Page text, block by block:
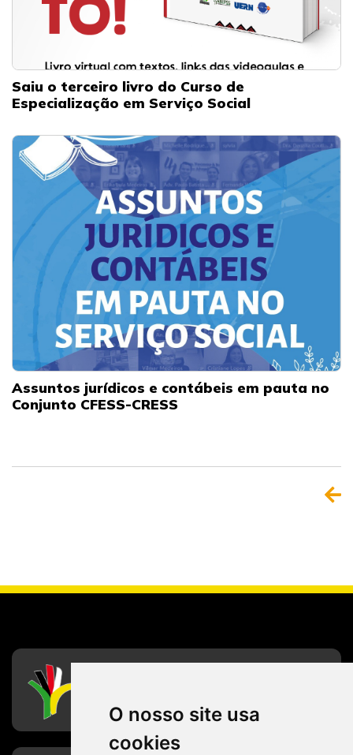
O nosso site usa
cookies
Saiu o terceiro livro do Curso de
Especialização em Serviço Social
Assuntos jurídicos e contábeis em pauta no
Conjunto CFESS-CRESS